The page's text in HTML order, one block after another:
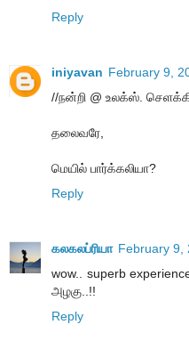
Reply
iniyavan February 9,
//நன்றி @ உலக்ஸ்.
தலைவரே,
மெயில் பார்க்கலியா?
Reply
கலகலப்ரியா February 9,
wow.. superb
அழகு..!!
Reply